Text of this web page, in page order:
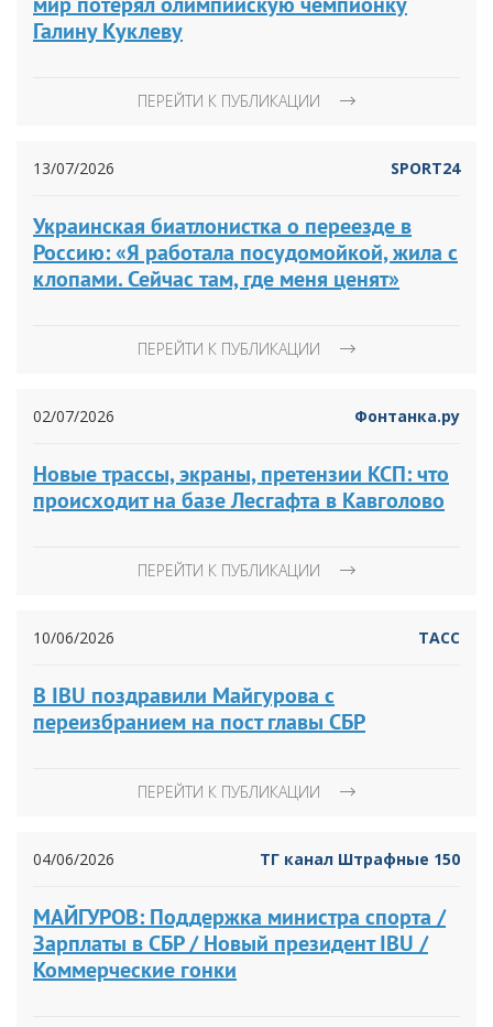
Галину Куклеву
ПЕРЕЙТИ К ПУБЛИКАЦИИ
13/07/2026 SPORT24
Украинская биатлонистка о переезде в
Россию: «Я работала посудомойкой, жила с
клопами. Сейчас там, где меня ценят»
ПЕРЕЙТИ К ПУБЛИКАЦИИ
02/07/2026 Фонтанка.ру
Новые трассы, экраны, претензии КСП: что
происходит на базе Лесгафта в Кавголово
ПЕРЕЙТИ К ПУБЛИКАЦИИ
10/06/2026 ТАСС
В IBU поздравили Майгурова с
переизбранием на пост главы СБР
ПЕРЕЙТИ К ПУБЛИКАЦИИ
04/06/2026 ТГ канал Штрафные 150
МАЙГУРОВ: Поддержка министра спорта /
Зарплаты в СБР / Новый президент IBU /
Коммерческие гонки